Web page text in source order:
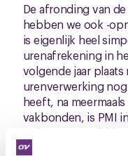
De afronding van
hebben we ook -
is eigenlijk heel
urenafrekening in
volgende jaar
urenverwerking
heeft, na
vakbonden, is PMI
oplost, gaan wij
maken.